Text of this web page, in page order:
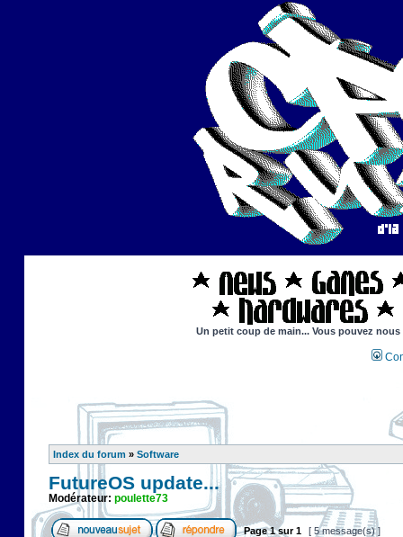
Un petit coup de main... Vous pouvez
Index du forum » Software
FutureOS update...
Modérateur: poulette73
Page1sur1 [ 5 message(s) ]